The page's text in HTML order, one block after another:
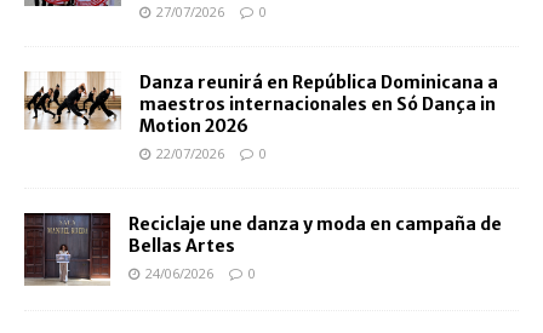
27/07/2026 0
Danza reunirá en República Dominicana a
maestros internacionales en Só Dança in
Motion 2026
22/07/2026 0
Reciclaje une danza y moda en campaña de
Bellas Artes
24/06/2026 0